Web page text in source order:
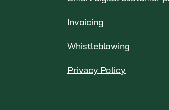
Invoicing
Whistleblowing
Privacy Policy